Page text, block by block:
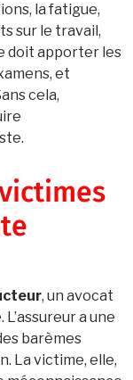
la fatigue,
sur le travail,
doit apporter les
et
cela,
, un avocat
a une
barèmes
La victime, elle,